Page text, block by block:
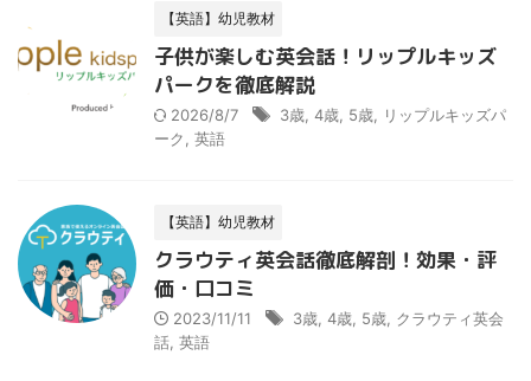
【英語】幼児教材
子供が楽しむ英会話！リップルキッズ
パークを徹底解説
2026/8/7 3歳 4歳 5歳
リップルキッズパ
ーク
英語
【英語】幼児教材
クラウティ英会話徹底解剖！効果・評
価・口コミ
2023/11/11 3歳 4歳 5歳 クラウティ英会
話 英語